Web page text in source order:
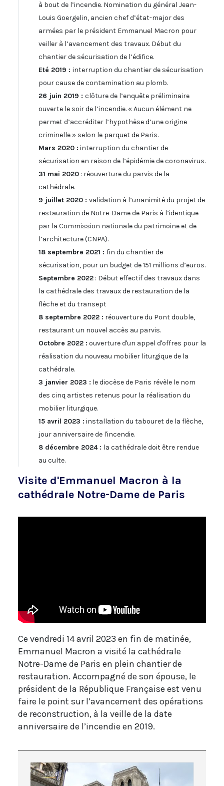
à bout de l’incendie. Nomination du général Jean-
Louis Goergelin, ancien chef d’état-major des
armées par le président Emmanuel Macron pour
veiller à l’avancement des travaux. Début du
chantier de sécurisation de l’édifice.
Eté 2019 : interruption du chantier de sécurisation
pour cause de contamination au plomb.
26 juin 2019 : clôture de l’enquête préliminaire
ouverte le soir de l’incendie. « Aucun élément ne
permet d’accréditer l’hypothèse d’une origine
criminelle » selon le parquet de Paris.
Mars 2020 : interruption du chantier de
sécurisation en raison de l’épidémie de coronavirus.
31 mai 2020 : réouverture du parvis de la
cathédrale.
9 juillet 2020 : validation à l’unanimité du projet de
restauration de Notre-Dame de Paris à l’identique
par la Commission nationale du patrimoine et de
l’architecture (CNPA).
18 septembre 2021 : fin du chantier de
sécurisation, pour un budget de 151 millions d’euros.
Septembre 2022 : Début effectif des travaux dans
la cathédrale des travaux de restauration de la
flèche et du transept
8 septembre 2022 : réouverture du Pont double,
restaurant un nouvel accès au parvis.
Octobre 2022 : ouverture d'un appel d'offres pour la
réalisation du nouveau mobilier liturgique de la
cathédrale.
3 janvier 2023 : le diocèse de Paris révèle le nom
des cinq artistes retenus pour la réalisation du
mobilier liturgique.
15 avril 2023 : installation du tabouret de la flèche,
jour anniversaire de l'incendie.
8 décembre 2024 : la cathédrale doit être rendue
au culte.
Visite d'Emmanuel Macron à la
cathédrale Notre-Dame de Paris
Ce vendredi 14 avril 2023 en fin de matinée,
Emmanuel Macron a visité la cathédrale
Notre-Dame de Paris en plein chantier de
restauration. Accompagné de son épouse, le
président de la République Française est venu
faire le point sur l’avancement des opérations
de reconstruction, à la veille de la date
anniversaire de l’incendie en 2019.